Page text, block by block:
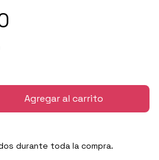
durante toda la compra.